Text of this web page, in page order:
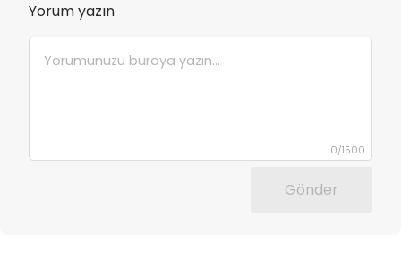
Yorum yazın
0/1500
Gönder